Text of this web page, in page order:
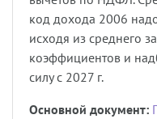
код дохода 2006
исходя из среднего
коэффициентов и
силу с 2027 г.
Основной документ: